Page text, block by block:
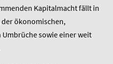
Kapitalmacht fällt in
ökonomischen,
sowie einer weit